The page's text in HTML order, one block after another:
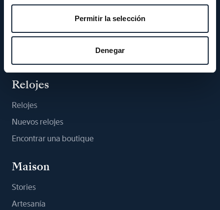
Permitir la selección
Denegar
Relojes
Relojes
Nuevos relojes
Encontrar una boutique
Maison
Stories
Artesanía